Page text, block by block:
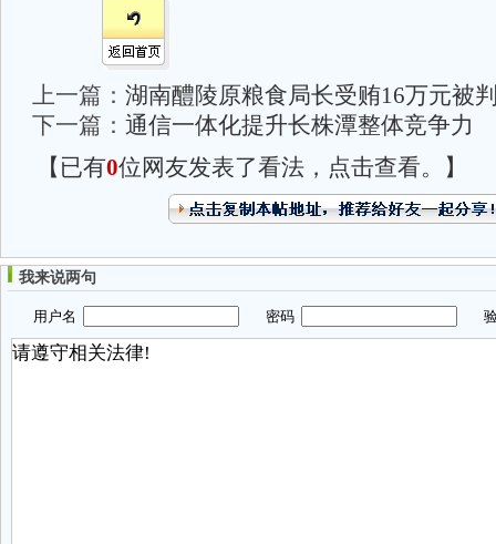
上一篇： 湖南醴陵原粮食局长受贿16万元被
下一篇： 通信一体化提升长株潭整体竞争力
【已有0位网友发表了看法，点击查看。】
我来说两句
用户名 密码 验